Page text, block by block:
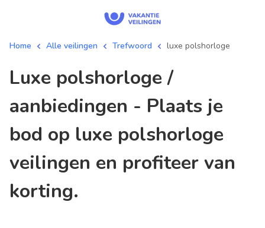
Home Alle veilingen Trefwoord luxe polshorloge
luxe polshorloge /
aanbiedingen - Plaats je
bod op luxe polshorloge
veilingen en profiteer van
korting.